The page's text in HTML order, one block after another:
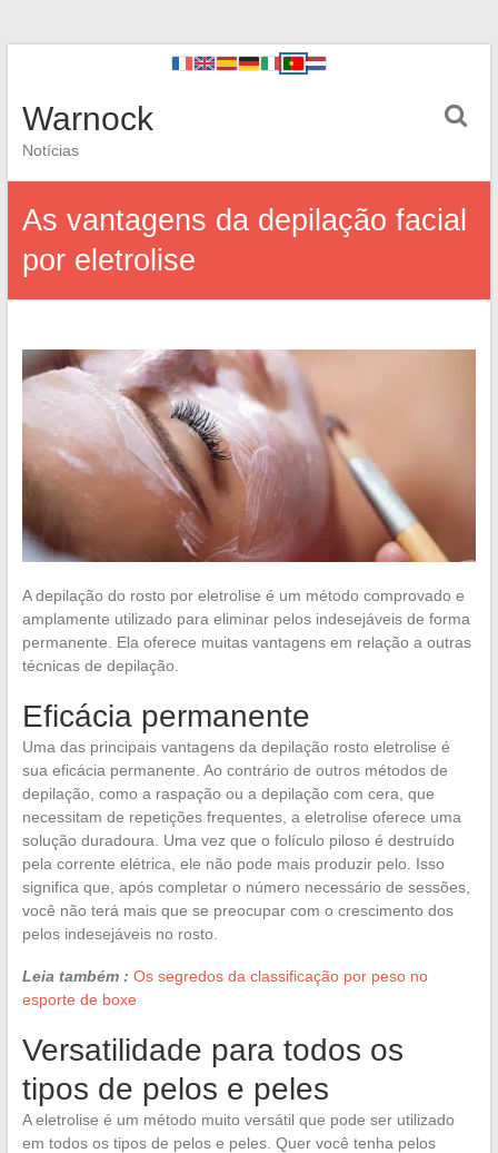
Warnock
Notícias
As vantagens da depilação facial
por eletrolise
A depilação do rosto por eletrolise é um método comprovado e
amplamente utilizado para eliminar pelos indesejáveis de forma
permanente. Ela oferece muitas vantagens em relação a outras
técnicas de depilação.
Eficácia permanente
Uma das principais vantagens da depilação rosto eletrolise é
sua eficácia permanente. Ao contrário de outros métodos de
depilação, como a raspação ou a depilação com cera, que
necessitam de repetições frequentes, a eletrolise oferece uma
solução duradoura. Uma vez que o folículo piloso é destruído
pela corrente elétrica, ele não pode mais produzir pelo. Isso
significa que, após completar o número necessário de sessões,
você não terá mais que se preocupar com o crescimento dos
pelos indesejáveis no rosto.
Leia também : Os segredos da classificação por peso no
esporte de boxe
Versatilidade para todos os
tipos de pelos e peles
A eletrolise é um método muito versátil que pode ser utilizado
em todos os tipos de pelos e peles. Quer você tenha pelos